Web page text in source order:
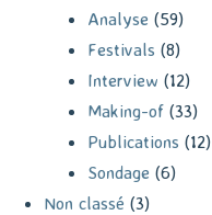
Analyse (59)
Festivals (8)
Interview (12)
Making-of (33)
Publications (12)
Sondage (6)
Non classé (3)